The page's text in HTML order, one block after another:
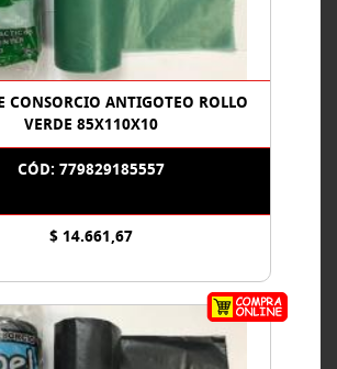
CONSORCIO ANTIGOTEO ROLLO
VERDE 85X110X10
CÓD: 779829185557
$ 14.661,67